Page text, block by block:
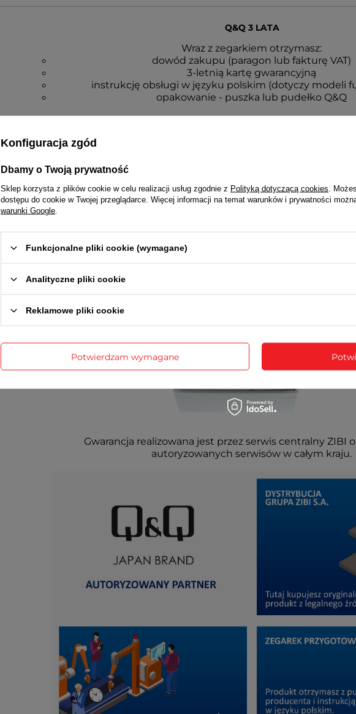
Q&Q 3 LATA
Wraz z zegarkiem otrzymasz:
dowód zakupu (paragon lub fakturę VAT)
3-letnią kartę gwarancyjną
instrukcję obsługi w języku polskim (dotyczy modeli
opakowanie - puszka lub pudełko Q&Q
Gwarancja realizowana jest przez serwis centralny ZIBI
autoryzowanych serwisów w całym kraju.
Konfiguracja zgód
Dbamy o Twoją prywatność
Sklep korzysta z plików cookie w celu realizacji usług zgodnie z Polityką dotyczącą cookies .
dostępu do cookie w Twojej przeglądarce. Więcej informacji na temat warunków i prywatności
warunki Google
Funkcjonalne pliki cookie (wymagane)
Analityczne pliki cookie
Reklamowe pliki cookie
Potwierdzam wymagane